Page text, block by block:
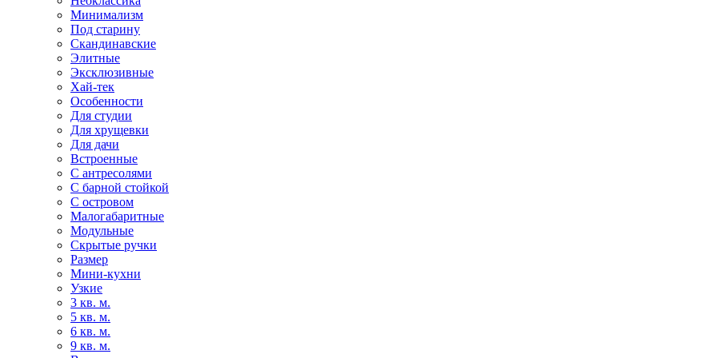
Минимализм
Под старину
Скандинавские
Элитные
Эксклюзивные
Хай-тек
Особенности
Для студии
Для хрущевки
Для дачи
Встроенные
С антресолями
С барной стойкой
С островом
Малогабаритные
Модульные
Скрытые ручки
Размер
Мини-кухни
Узкие
3 кв. м.
5 кв. м.
6 кв. м.
9 кв. м.